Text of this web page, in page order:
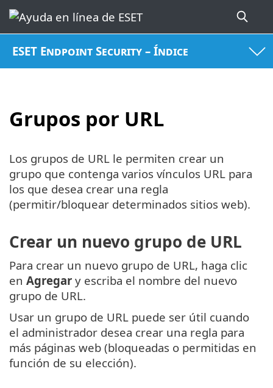
ESET Endpoint Security – Índice
Grupos por URL
Los grupos de URL le permiten crear un
grupo que contenga varios vínculos URL para
los que desea crear una regla
(permitir/bloquear determinados sitios web).
Crear un nuevo grupo de URL
Para crear un nuevo grupo de URL, haga clic
en Agregar y escriba el nombre del nuevo
grupo de URL.
Usar un grupo de URL puede ser útil cuando
el administrador desea crear una regla para
más páginas web (bloqueadas o permitidas en
función de su elección).